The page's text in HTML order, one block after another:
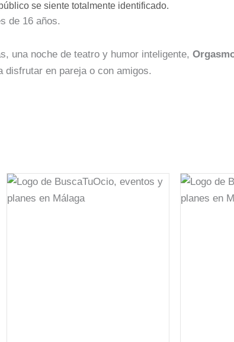
se siente totalmente identificado.
de 16 años.
una noche de teatro y humor inteligente,
en pareja o con amigos.